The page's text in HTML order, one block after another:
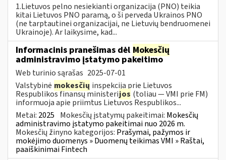
1.Lietuvos pelno nesiekianti organizacija (PNO) teikia
kitai Lietuvos PNO paramą, o ši perveda Ukrainos PNO
(ne tarptautinei organizacijai, ne Lietuvių bendruomenei
Ukrainoje). Ar laikysime, kad...
Informacinis pranešimas dėl Mokesčių
administravimo įstatymo pakeitimo
Web turinio sąrašas 2025-07-01
Valstybinė mokesčių inspekcija prie Lietuvos
Respublikos finansų ministerijos (toliau — VMI prie FM)
informuoja apie priimtus Lietuvos Respublikos...
Metai: 2025 Mokesčių įstatymų pakeitimai: Mokesčių
administravimo įstatymo pakeitimai nuo 2026 m.
Mokesčių žinyno kategorijos: Prašymai, pažymos ir
mokėjimo duomenys » Duomenų teikimas VMI » Raštai,
paaiškinimai Fintech